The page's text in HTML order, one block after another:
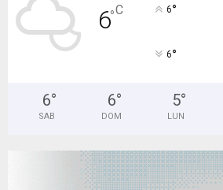
6°C 6°
6°
6°
SAB
6°
DOM
5°
LUN